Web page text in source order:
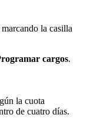
la casilla
cargos.
la cuota
de cuatro días.